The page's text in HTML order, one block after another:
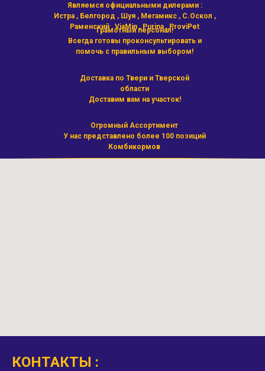
Являемся официальными дилерами :
Истра , Белгород , Шуя , Мегамикс , С.Оскол ,
Раменский , ViaMin , Purina , ProviPet
Грамотный персонал!
Всегда готовы проконсультировать и
помочь с правильным выбором!
Доставка по Твери и Тверской
области
Доставим вам на участок!
Огромный Ассортимент
У нас представлено более 100 позиций
Комбикормов
КОНТАКТЫ :